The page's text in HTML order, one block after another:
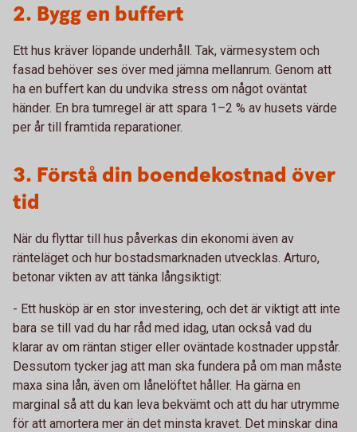
2. Bygg en buffert
Ett hus kräver löpande underhåll. Tak, värmesystem och
fasad behöver ses över med jämna mellanrum. Genom att
ha en buffert kan du undvika stress om något oväntat
händer. En bra tumregel är att spara 1–2 % av husets värde
per år till framtida reparationer.
3. Förstå din boendekostnad över
tid
När du flyttar till hus påverkas din ekonomi även av
ränteläget och hur bostadsmarknaden utvecklas. Arturo,
betonar vikten av att tänka långsiktigt:
- Ett husköp är en stor investering, och det är viktigt att inte
bara se till vad du har råd med idag, utan också vad du
klarar av om räntan stiger eller oväntade kostnader uppstår.
Dessutom tycker jag att man ska fundera på om man måste
maxa sina lån, även om lånelöftet håller. Ha gärna en
marginal så att du kan leva bekvämt och att du har utrymme
för att amortera mer än det minsta kravet. Det minskar dina